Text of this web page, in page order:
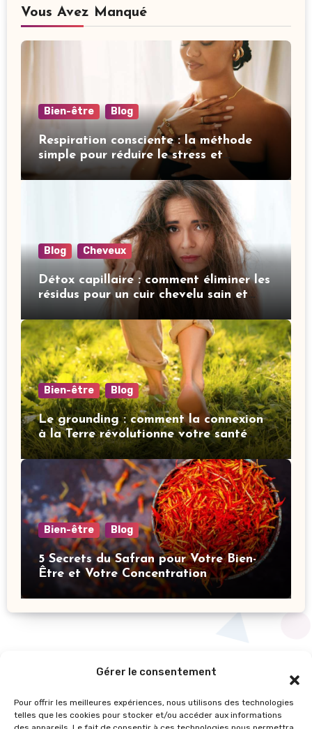
Gérer le consentement
Pour offrir les meilleures expériences, nous utilisons des technologies
telles que les cookies pour stocker et/ou accéder aux informations
Vous Avez Manqué
Bien-être Blog
Respiration consciente : la méthode
simple pour réduire le stress et
améliorer votre sommeil
Blog Cheveux
Détox capillaire : comment éliminer les
résidus pour un cuir chevelu sain et
Bien-être Blog
Le grounding : comment la connexion
à la Terre révolutionne votre santé
mentale
Bien-être Blog
5 Secrets du Safran pour Votre Bien-
Être et Votre Concentration